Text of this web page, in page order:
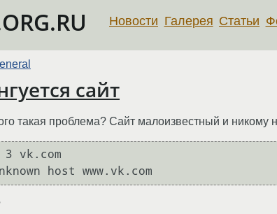
Новости Галерея Статьи
сайт
такая проблема? Сайт малоизвестный и
vk.com
host www.vk.com